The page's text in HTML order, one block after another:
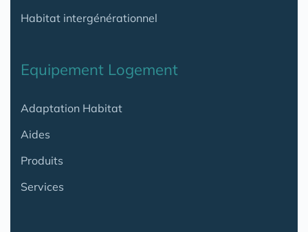
Habitat intergénérationnel
Equipement Logement
Adaptation Habitat
Aides
Produits
Services